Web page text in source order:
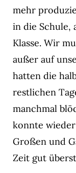
mehr
in die Schule,
Klasse. Wir
außer auf
hatten die
restlichen
manchmal
konnte
Großen und
Zeit gut